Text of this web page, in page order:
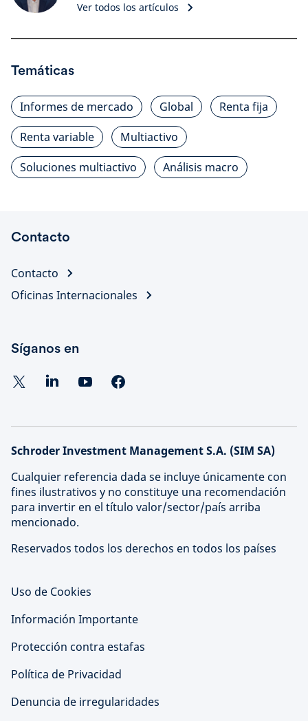
Ver todos los artículos
Temáticas
Informes de mercado Global
Renta fija
Renta variable
Multiactivo
Soluciones multiactivo
Análisis macro
Contacto
Contacto
Oficinas Internacionales
Síganos en
Schroder Investment Management S.A. (SIM SA)
Cualquier referencia dada se incluye únicamente con
fines ilustrativos y no constituye una recomendación
para invertir en el título valor/sector/país arriba
mencionado.
Reservados todos los derechos en todos los países
Uso de Cookies
Información Importante
Protección contra estafas
Política de Privacidad
Denuncia de irregularidades